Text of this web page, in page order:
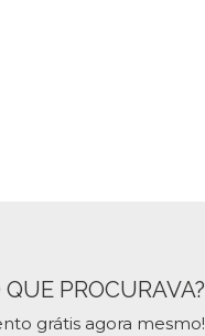
PROCURAVA?
grátis agora mesmo!